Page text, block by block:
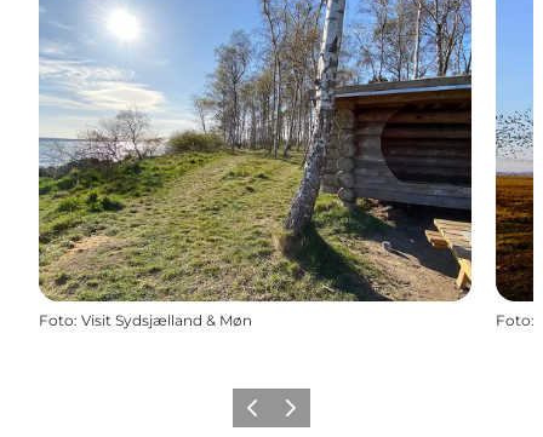
Foto: Visit Sydsjælland & Møn Foto:
ForrigeNæste